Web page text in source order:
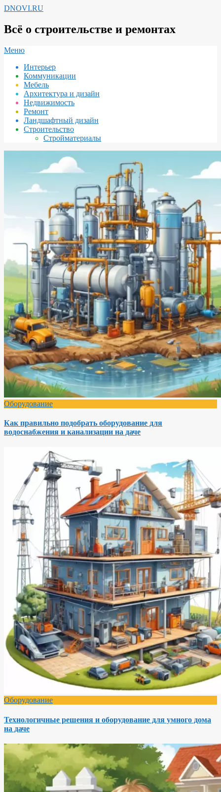
Перейти
содержимому
DNOVI.RU
Всё о строительстве и ремонтах
Вторичное
навигации
Меню
Интерьер
Коммуникации
Мебель
Архитектура и дизайн
Недвижимость
Ремонт
Ландшафтный дизайн
Строительство
Стройматериалы
Оборудование
Как правильно подобрать оборудование для
водоснабжения и канализации на даче
Оборудование
Технологичные решения и оборудование для умного дома
на даче